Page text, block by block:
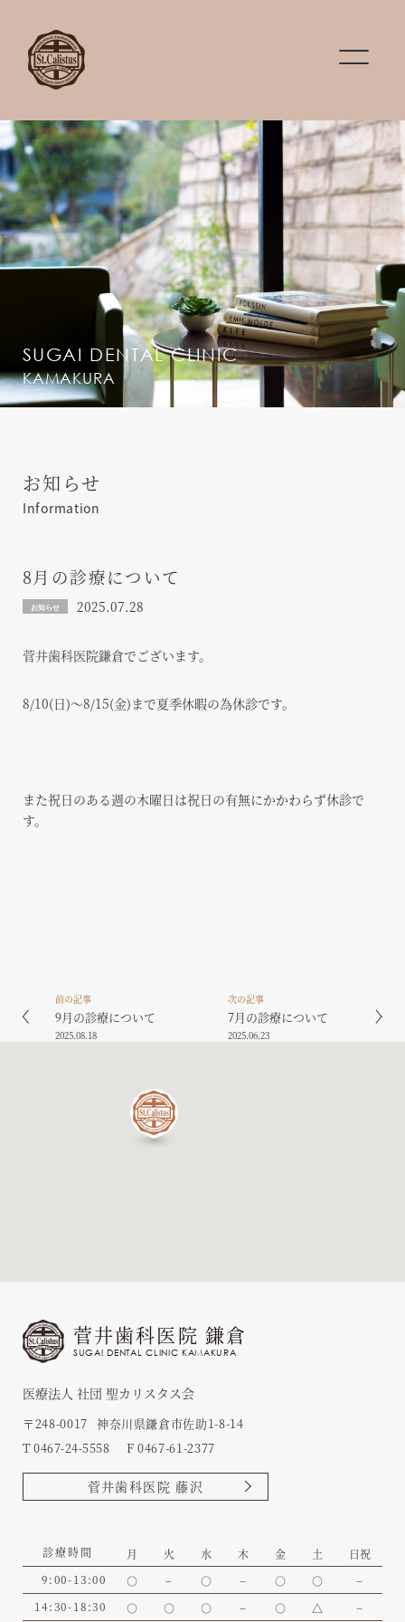
SUGAI DENTAL CLINIC
KAMAKURA
お知らせ
Information
8月の診療について
お知らせ 2025.07.28
菅井歯科医院鎌倉でございます。
8/10(日)～8/15(金)まで夏季休暇の為休診です。
また祝日のある週の木曜日は祝日の有無にかかわらず休診で
す。
前の記事
9月の診療について
2025.08.18
次の記事
7月の診療について
2025.06.23
菅井歯科医院 鎌倉
SUGAI DENTAL CLINIC KAMAKURA
医療法人 社団 聖カリスタス会
〒248-0017 神奈川県鎌倉市佐助1-8-14
T 0467-24-5558
F 0467-61-2377
菅井歯科医院 藤沢
診療時間 月 火 水 木 金 土
日祝
9:00-13:00
○ − ○ − ○ ○
−
14:30-18:30
○ ○ ○ − ○ △ −